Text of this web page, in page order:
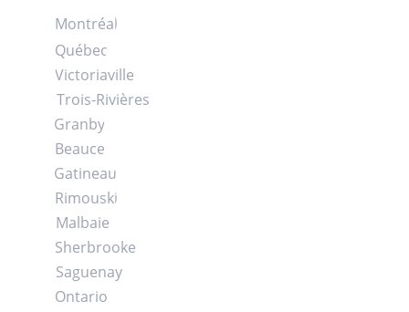
Montréal
Québec
Victoriaville
Granby
Beauce
Gatineau
Rimouski
Malbaie
Trois-Rivières
Sherbrooke
Saguenay
Ontario